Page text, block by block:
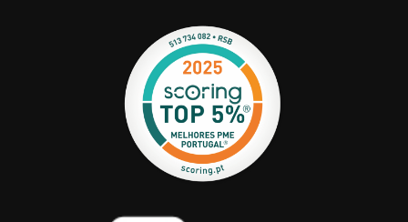
d
n
-
i
n
-
v
b
e